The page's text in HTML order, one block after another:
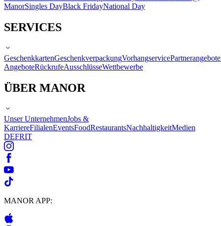
ManorSingles DayBlack FridayNational Day
SERVICES
GeschenkkartenGeschenkverpackungVorhangservicePartnerangebote
AngeboteRückrufeAusschlüsseWettbewerbe
ÜBER MANOR
Unser UnternehmenJobs &
KarriereFilialenEventsFoodRestaurantsNachhaltigkeitMedien
DEFRIT
MANOR APP: